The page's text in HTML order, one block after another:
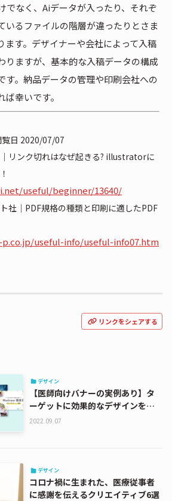
でなく、Aiデータが入ったり、それぞ
いるファイルの階層が違ったりとさま
ます。デザイナーや会社によって入稿
りますが、基本的な入稿データの構成
す。納品データの管理や印刷会社への
幸いです。
日 2020/07/07
リンク切れはなぜ起きる? illustratorに
useful/beginner/13640/
社｜PDF規格の種類と印刷に適したPDF
useful-info/useful-info07.htm
リンクをシェアする
デザイン
【医師向けバナーの実例あり】タ
ーゲットに効果的なデザインを決
定する方法
2022.09.07
デザイン
コロナ禍に生まれた、医療従事者
に感謝を伝えるクリエイティブ6選